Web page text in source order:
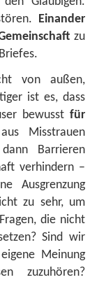
Einander
zu
von außen,
ist es, dass
bewusst für
Misstrauen
Barrieren
verhindern –
Ausgrenzung
zu sehr, um
die nicht
Sind wir
Meinung
zuzuhören?